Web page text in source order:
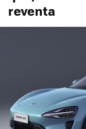
reventa